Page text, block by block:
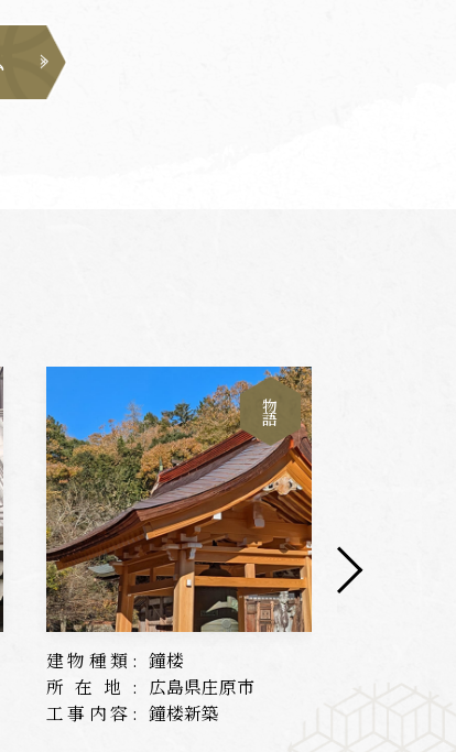
物
語
建物種類: 鐘楼
所在地: 広島県庄原市
工事内容: 鐘楼新築